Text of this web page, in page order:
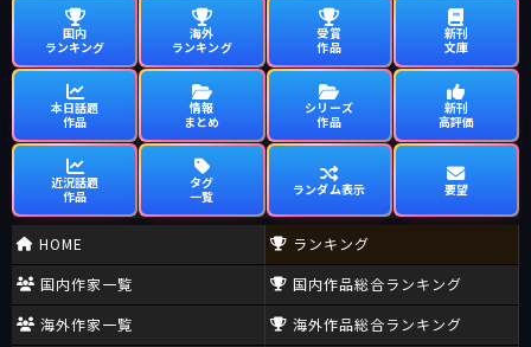
国内
ランキング
海外
ランキング
受賞
作品
新刊
文庫
本日話題
作品
情報
まとめ
シリーズ
作品
新刊
高評価
近況話題
作品
タグ
一覧
ランダム表示 要望
HOME
国内作家一覧
海外作家一覧
ランキング
国内作品総合ランキング
海外作品総合ランキング